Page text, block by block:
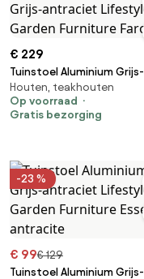
€ 229
Tuinstoel Aluminium Grijs-
antraciet Lifestyle Garden
Furniture Faro
Houten, teakhouten
Op voorraad
Gratis bezorging
-23 %
€ 99€ 129
Tuinstoel Aluminium Grijs-